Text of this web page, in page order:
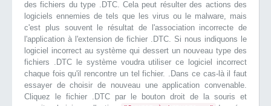
des fichiers du type .DTC. Cela peut résulter des actions des
logiciels ennemies de tels que les virus ou le malware, mais
c'est plus souvent le résultat de l'association incorrecte de
l'application à l'extension de fichier .DTC. Si nous indiquons le
logiciel incorrect au système qui dessert un nouveau type des
fichiers .DTC le système voudra utiliser ce logiciel incorrect
chaque fois qu'il rencontre un tel fichier. .Dans ce cas-là il faut
essayer de choisir de nouveau une application convenable.
Cliquez le fichier .DTC par le bouton droit de la souris et